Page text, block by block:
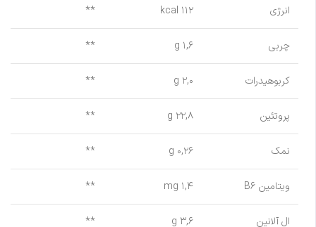
انرژی ۱۱۲ kcal **
چربی ۱,۶ g **
کربوهیدرات ۲,۰ g **
پروتئین ۲۲,۸ g **
نمک ۰,۲۶ g **
ویتامین B۶ ۱,۴ mg **
ال آلانین ۳,۶ g **